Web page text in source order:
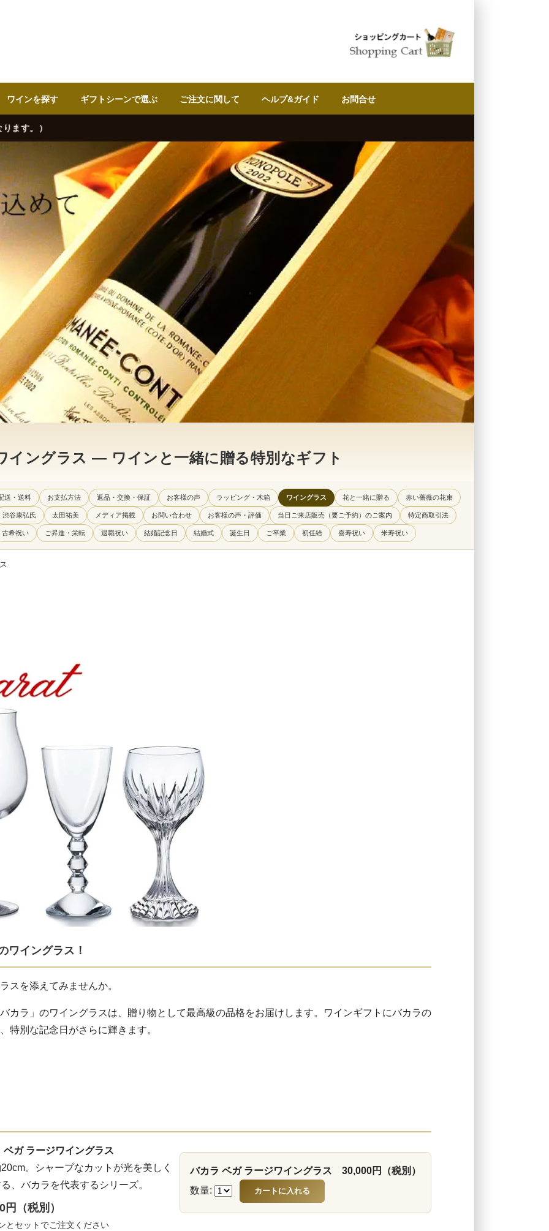
ワインを探す ギフトシーンで選ぶ ご注文に関して ヘルプ&ガイド お問合せ
イングラス — ワインと一緒に贈る特別なギフト
送・送料 お支払方法 返品・交換・保証 お客様の声 ラッピング・木箱 ワイングラス 花と一緒に贈る 赤い薔薇の花束
渋谷康弘氏 太田祐美 メディア掲載 お問い合わせ お客様の声・評価 当日ご来店販売（要ご予約）のご案内 特定商取引法
古希祝い ご昇進・栄転 退職祝い 結婚記念日 結婚式 誕生日 ご卒業 初任給 喜寿祝い 米寿祝い
ワイングラス！
スを添えてみませんか。
カラ」のワイングラスは、贈り物として最高級の品格をお届けします。ワインギフトにバカラの
特別な記念日がさらに輝きます。
ベガ ラージワイングラス
。シャープなカットが光を美しく
、バカラを代表するシリーズ。
円（税別）
とセットでご注文ください
バカラ ベガ ラージワイングラス 30,000円（税別）
数量: